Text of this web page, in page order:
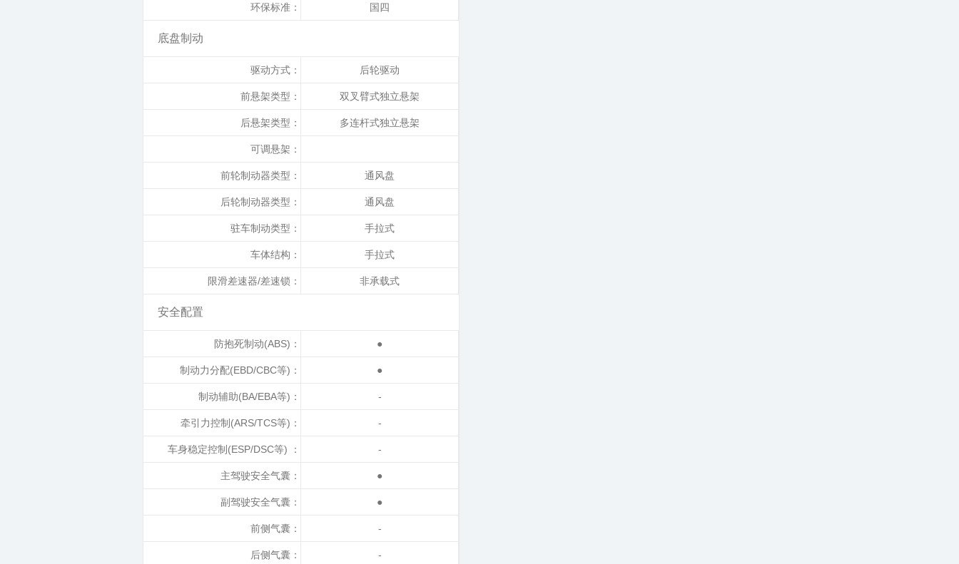
环保标准： 国四
底盘制动
驱动方式： 后轮驱动
前悬架类型： 双叉臂式独立悬架
后悬架类型： 多连杆式独立悬架
可调悬架：
前轮制动器类型： 通风盘
后轮制动器类型： 通风盘
驻车制动类型： 手拉式
车体结构： 手拉式
限滑差速器/差速锁： 非承载式
安全配置
防抱死制动(ABS)： ●
制动力分配(EBD/CBC等)： ●
制动辅助(BA/EBA等)： -
牵引力控制(ARS/TCS等)： -
车身稳定控制(ESP/DSC等) ： -
主驾驶安全气囊： ●
副驾驶安全气囊： ●
前侧气囊： -
后侧气囊： -